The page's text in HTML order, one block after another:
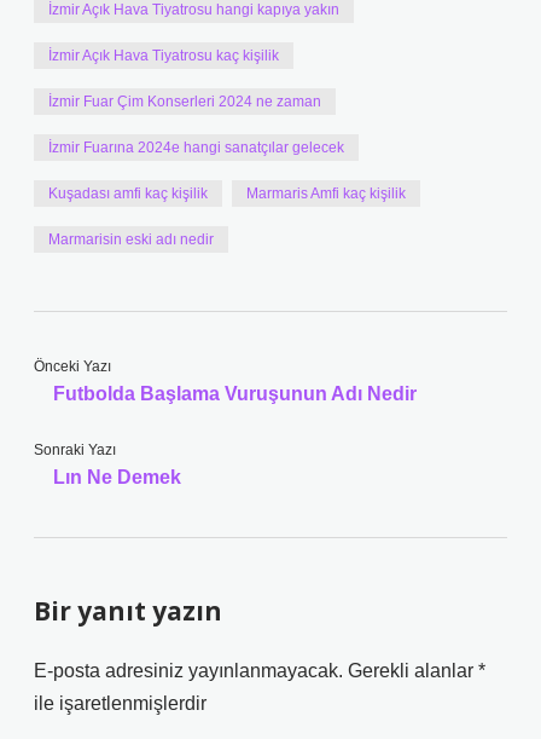
İzmir Açık Hava Tiyatrosu hangi kapıya yakın
İzmir Açık Hava Tiyatrosu kaç kişilik
İzmir Fuar Çim Konserleri 2024 ne zaman
İzmir Fuarına 2024e hangi sanatçılar gelecek
Kuşadası amfi kaç kişilik Marmaris Amfi kaç kişilik
Marmarisin eski adı nedir
Önceki Yazı
Futbolda Başlama Vuruşunun Adı Nedir
Sonraki Yazı
Lın Ne Demek
Bir yanıt yazın
E-posta adresiniz yayınlanmayacak. Gerekli alanlar *
ile işaretlenmişlerdir